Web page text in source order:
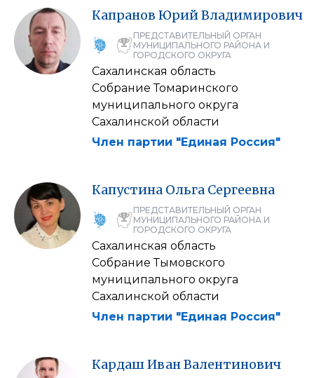
Капранов ЮрийВладимирович
ПРЕДСТАВИТЕЛЬНЫЙ ОРГАН
МУНИЦИПАЛЬНОГО РАЙОНА И
ГОРОДСКОГО ОКРУГА
Сахалинская область
Собрание Томаринского
муниципального округа
Сахалинской области
Член партии "Единая Россия"
Капустина Ольга Сергеевна
ПРЕДСТАВИТЕЛЬНЫЙ ОРГАН
МУНИЦИПАЛЬНОГО РАЙОНА И
ГОРОДСКОГО ОКРУГА
Сахалинская область
Собрание Тымовского
муниципального округа
Сахалинской области
Член партии "Единая Россия"
КардашИванВалентинович